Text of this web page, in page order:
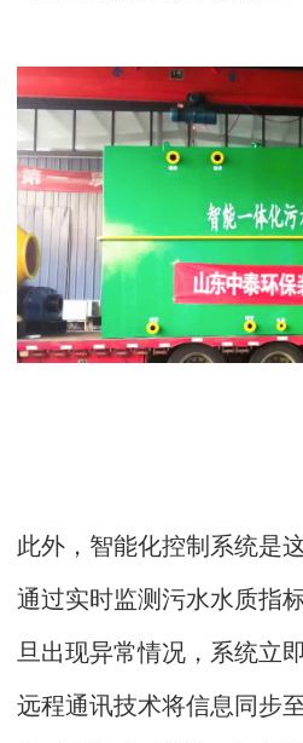
此外，智能化控制系统是
通过实时监测污水水质指
旦出现异常情况，系统立
远程通讯技术将信息同步